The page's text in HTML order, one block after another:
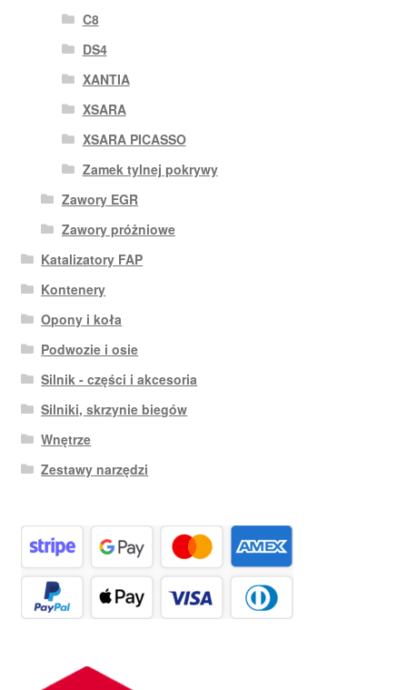
C8
DS4
XANTIA
XSARA
XSARA PICASSO
Zamek tylnej pokrywy
Zawory EGR
Zawory próżniowe
Katalizatory FAP
Kontenery
Opony i koła
Podwozie i osie
Silnik - części i akcesoria
Silniki, skrzynie biegów
Wnętrze
Zestawy narzędzi